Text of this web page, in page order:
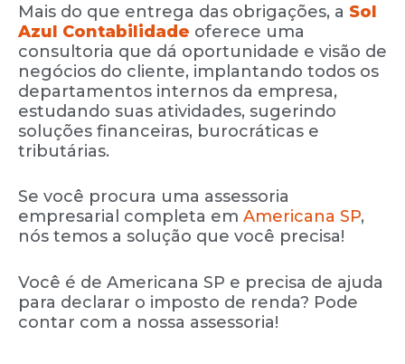
Mais do que entrega das obrigações, a Sol
Azul Contabilidade oferece uma
consultoria que dá oportunidade e visão de
negócios do cliente, implantando todos os
departamentos internos da empresa,
estudando suas atividades, sugerindo
soluções financeiras, burocráticas e
tributárias.
Se você procura uma assessoria
empresarial completa em Americana SP,
nós temos a solução que você precisa!
Você é de Americana SP e precisa de ajuda
para declarar o imposto de renda? Pode
contar com a nossa assessoria!